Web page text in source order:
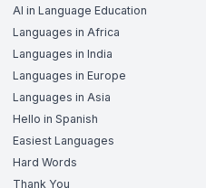
AI in Language Education
Languages in Africa
Languages in India
Languages in Europe
Languages in Asia
Hello in Spanish
Easiest Languages
Hard Words
Thank You